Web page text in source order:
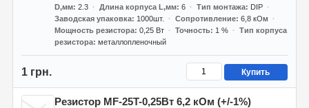
D,мм 2.3 Длина корпуса L,мм 6 Тип монтажа
DIP
Заводская упаковка
1000шт. Сопротивление 6,8 кОм
Мощность резистора 0,25 Вт Точность 1 %
Тип корпуса
резистора металлопленочный
1 грн. Купить
Резистор MF-25T-0,25Вт 6,2 кОм (+/-1%)